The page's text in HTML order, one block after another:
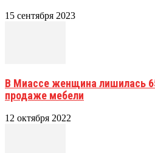
15 сентября 2023
В Миассе женщина лишилась
продаже мебели
12 октября 2022